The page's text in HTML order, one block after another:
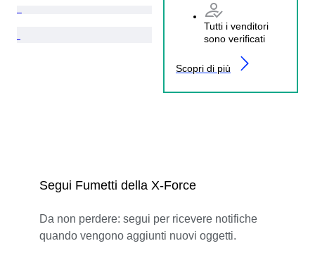
Tutti i venditori
sono verificati
Scopri di più
Segui Fumetti della X-Force
Da non perdere: segui per ricevere notifiche
quando vengono aggiunti nuovi oggetti.